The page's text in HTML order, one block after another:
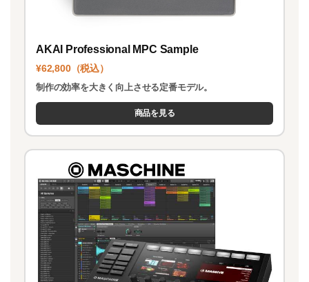
AKAI Professional MPC Sample
¥62,800（税込）
制作の効率を大きく向上させる定番モデル。
商品を見る